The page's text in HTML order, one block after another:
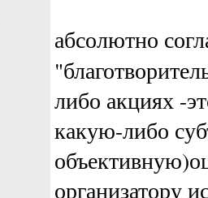
абсолютно
либо акциях -
какую-либо
организатору